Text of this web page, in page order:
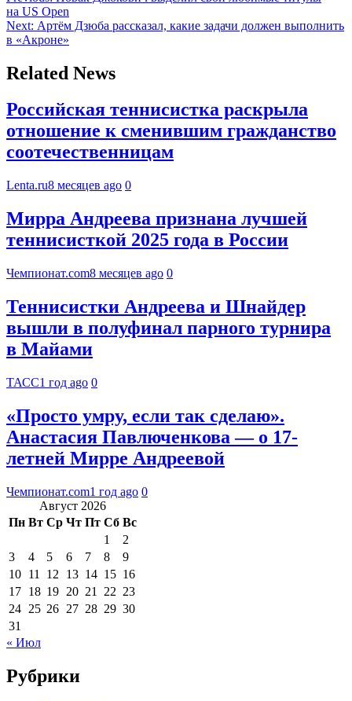
на US Open
Next: Артём Дзюба рассказал, какие задачи должен выполнить
в «Акроне»
Related News
Российская теннисистка раскрыла
отношение к сменившим гражданство
соотечественницам
Lenta.ru8 месяцев ago 0
Мирра Андреева признана лучшей
теннисисткой 2025 года в России
Чемпионат.com8 месяцев ago 0
Теннисистки Андреева и Шнайдер
вышли в полуфинал парного турнира
в Майами
ТАСС1 год ago 0
«Просто умру, если так сделаю».
Анастасия Павлюченкова — о 17-
летней Мирре Андреевой
Чемпионат.com1 год ago 0
Август 2026
Пн Вт Ср Чт Пт Сб Вс
1
2
3
4 5 6 7 8
9
10 11 12 13 14 15 16
17 18 19 20 21 22 23
24 25 26 27 28 29 30
31
« Июл
Рубрики